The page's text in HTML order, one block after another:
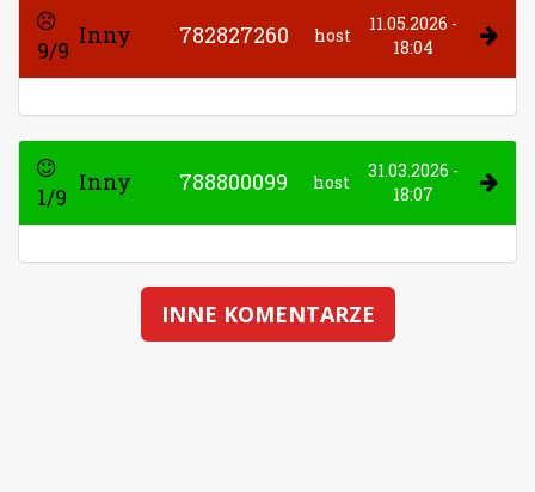
9/9
Inny 782827260 host
11.05.2026 -
18:04
1/9
Inny 788800099 host
31.03.2026 -
18:07
INNE KOMENTARZE